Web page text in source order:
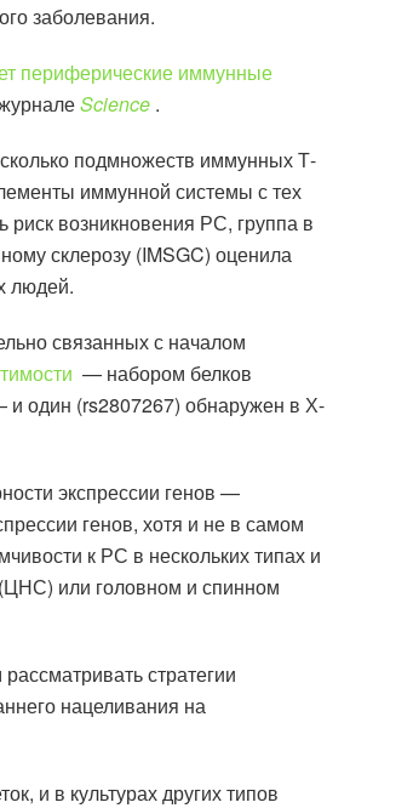
заболевания.
периферические иммунные
Science .
подмножеств иммунных Т-
иммунной системы с тех
возникновения РС, группа в
склерозу (IMSGC) оценила
людей.
связанных с началом
— набором белков
и один (rs2807267) обнаружен в Х-
экспрессии генов —
генов, хотя и не в самом
к РС в нескольких типах и
или головном и спинном
стратегии
нацеливания на
и в культурах других типов